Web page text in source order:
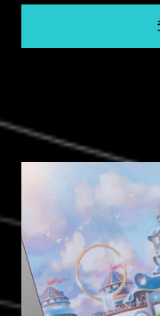
汉密尔顿